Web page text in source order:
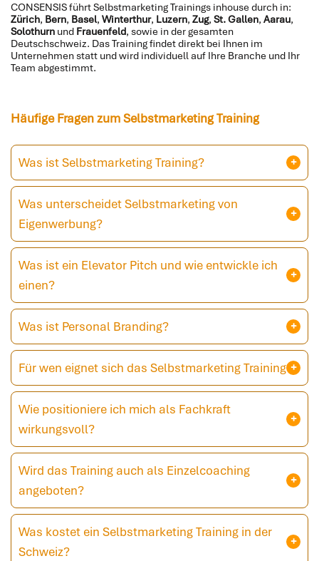
CONSENSIS führt Selbstmarketing Trainings inhouse durch in:
Zürich, Bern, Basel, Winterthur, Luzern, Zug, St. Gallen, Aarau,
Solothurn und Frauenfeld, sowie in der gesamten
Deutschschweiz. Das Training findet direkt bei Ihnen im
Unternehmen statt und wird individuell auf Ihre Branche und Ihr
Team abgestimmt.
Häufige Fragen zum Selbstmarketing Training
Was ist Selbstmarketing Training?
Was unterscheidet Selbstmarketing von
Eigenwerbung?
Was ist ein Elevator Pitch und wie entwickle ich
einen?
Was ist Personal Branding?
Für wen eignet sich das Selbstmarketing Training?
Wie positioniere ich mich als Fachkraft
wirkungsvoll?
Wird das Training auch als Einzelcoaching
angeboten?
Was kostet ein Selbstmarketing Training in der
Schweiz?